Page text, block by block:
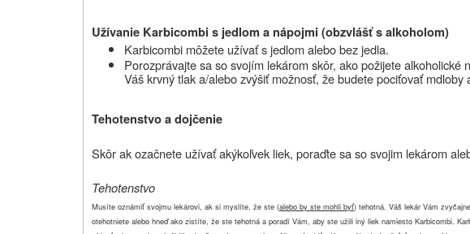
Užívanie Karbicombi s jedlom a nápojmi (obzvlášť s alkoholom)
Karbicombi môžete užívať s jedlom alebo bez jedla.
Porozprávajte sa so svojím lekárom skôr, ako požijete alkoholické
Váš krvný tlak a/alebo zvýšiť možnosť, že budete pociťovať mdloby
Tehotenstvo a dojčenie
Skôr ak ozačnete užívať akýkoľvek liek, poraďte sa so svojim lekárom
Tehotenstvo
Musíte oznámiť svojmu lekárovi, ak si myslíte, že ste (alebo by ste mohli byť) tehotná. Váš lekár Vám
otehotniete alebo hneď ako zistíte, že ste tehotná a poradí Vám, aby ste užili iný liek namiesto Karbicombi.